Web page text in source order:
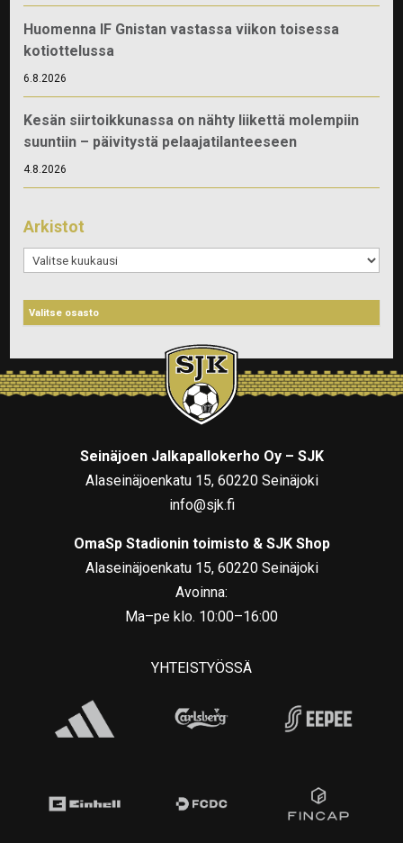
Huomenna IF Gnistan vastassa viikon toisessa
kotiottelussa
6.8.2026
Kesän siirtoikkunassa on nähty liikettä molempiin
suuntiin – päivitystä pelaajatilanteeseen
4.8.2026
Arkistot
Arkistot
Seinäjoen Jalkapallokerho Oy – SJK
Alaseinäjoenkatu 15, 60220 Seinäjoki
info@sjk.fi
OmaSp Stadionin toimisto & SJK Shop
Alaseinäjoenkatu 15, 60220 Seinäjoki
Avoinna:
Ma–pe klo. 10:00–16:00
YHTEISTYÖSSÄ